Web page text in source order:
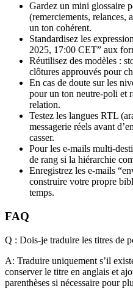
Gardez un mini glossaire
(remerciements, relances,
un ton cohérent.
Standardisez les
2025, 17:00 CET” aux
Réutilisez des modèles :
clôtures approuvés pour
En cas de doute sur les
pour un ton neutre-poli et
relation.
Testez les langues RTL
messagerie réels avant
casser.
Pour les e-mails multi-
de rang si la hiérarchie
Enregistrez les e-mails
construire votre propre
temps.
FAQ
Q : Dois-je traduire les titres de
A: Traduire uniquement s’il
conserver le titre en anglais et
parenthèses si nécessaire pour